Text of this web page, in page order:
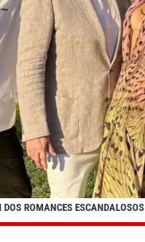
ROMANCES ESCANDALOSOS